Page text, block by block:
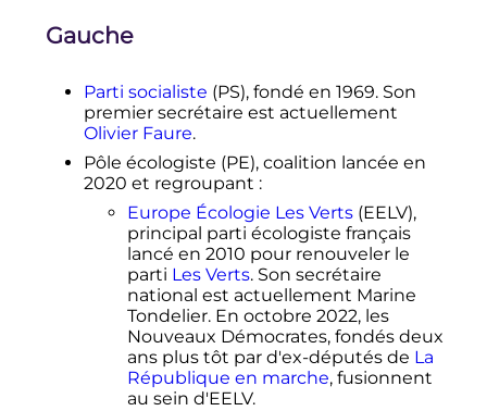
Gauche
Parti socialiste (PS), fondé en 1969. Son
premier secrétaire est actuellement
Olivier Faure.
Pôle écologiste (PE), coalition lancée en
2020 et regroupant :
Europe Écologie Les Verts(EELV),
principal parti écologiste français
lancé en 2010 pour renouveler le
parti Les Verts. Son secrétaire
national est actuellement Marine
Tondelier. En octobre 2022, les
Nouveaux Démocrates, fondés deux
ans plus tôt par d'ex-députés de La
République en marche, fusionnent
au sein d'EELV.